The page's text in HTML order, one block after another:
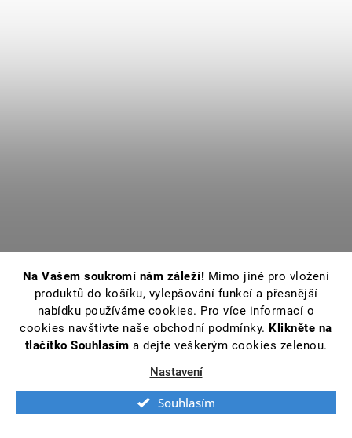
Na Vašem soukromí nám záleží! Mimo jiné pro vložení
produktů do košíku, vylepšování funkcí a přesnější
nabídku používáme cookies. Pro více informací o
cookies navštivte naše obchodní podmínky. Klikněte na
tlačítko Souhlasím a dejte veškerým cookies zelenou.
Nastavení
Souhlasím